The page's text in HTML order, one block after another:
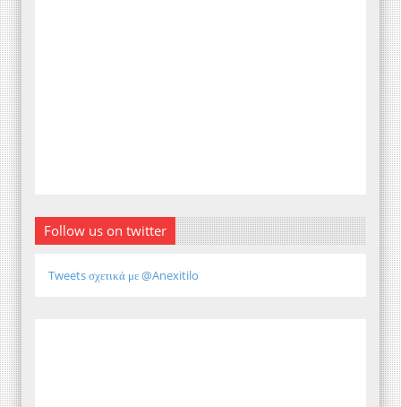
Follow us on twitter
Tweets σχετικά με @Anexitilo